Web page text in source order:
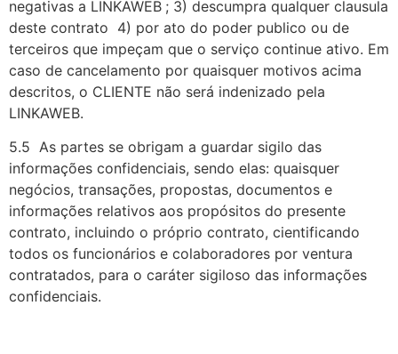
negativas a LINKAWEB ; 3) descumpra qualquer clausula
deste contrato 4) por ato do poder publico ou de
terceiros que impeçam que o serviço continue ativo. Em
caso de cancelamento por quaisquer motivos acima
descritos, o CLIENTE não será indenizado pela
LINKAWEB.
5.5 As partes se obrigam a guardar sigilo das
informações confidenciais, sendo elas: quaisquer
negócios, transações, propostas, documentos e
informações relativos aos propósitos do presente
contrato, incluindo o próprio contrato, cientificando
todos os funcionários e colaboradores por ventura
contratados, para o caráter sigiloso das informações
confidenciais.